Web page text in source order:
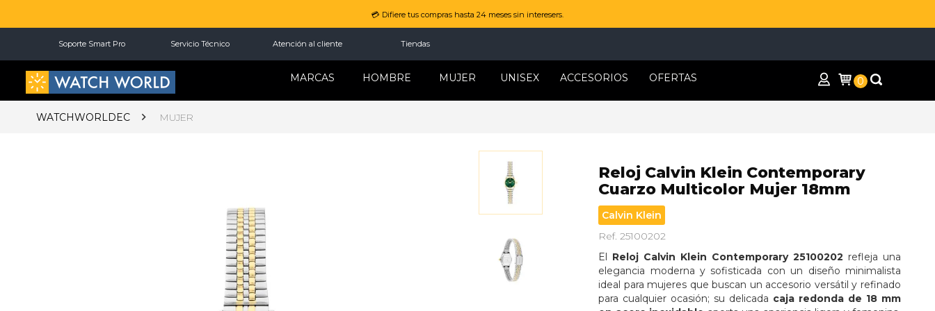
💳 Difiere tus compras hasta 24 meses sin interesers.
Soporte Smart Pro Servicio Técnico Atención al cliente Tiendas
MARCAS HOMBRE MUJER UNISEX ACCESORIOS OFERTAS 0
WATCHWORLDEC MUJER
Reloj Calvin Klein Contemporary
Cuarzo Multicolor Mujer 18mm
Calvin Klein
Ref. 25100202
El Reloj Calvin Klein Contemporary 25100202 refleja una
elegancia moderna y sofisticada con un diseño minimalista
ideal para mujeres que buscan un accesorio versátil y refinado
para cualquier ocasión; su delicada caja redonda de 18 mm